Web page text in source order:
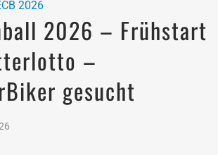
2026 – Frühstart
–
gesucht